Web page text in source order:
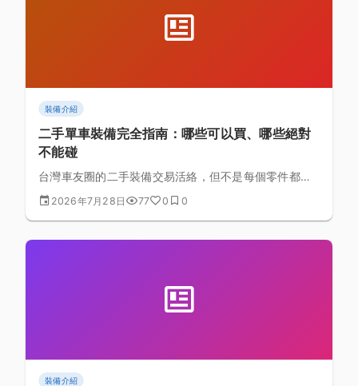
裝備介紹
二手單車裝備完全指南：哪些可以買、哪些絕對
不能碰
台灣車友圈的二手裝備交易活絡，但不是每個零件都適
合二手流通。本文用「失效模式」拆解風險，列出 A 到
D 四級分類、逐項檢查表、消耗品殘值估算與面交
2026年7月28日 77 0 0
裝備介紹